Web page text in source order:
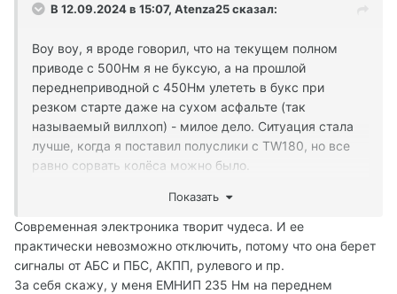
В 12.09.2024 в 15:07, Atenza25сказал:
Воу воу, я вроде говорил, что на текущем полном
приводе с 500Нм я не буксую, а на прошлой
переднеприводной с 450Нм улететь в букс при
резком старте даже на сухом асфальте (так
называемый виллхоп) - милое дело. Ситуация стала
лучше, когда я поставил полуслики с TW180, но все
равно сорвать колёса можно было.
переднеприводных машинах считается дурным тоном
и 100-200 намного более ценный показатель)
Зимой вообще ездить было сложно, я не просто так
купил полноприводного старого японца в пару к
корейцу)
Показать
Современная электроника творит чудеса. И ее
практически невозможно отключить, потому что она берет
сигналы от АБС и ПБС, АКПП, рулевого и пр.
За себя скажу, у меня ЕМНИП 235 Нм на переднем